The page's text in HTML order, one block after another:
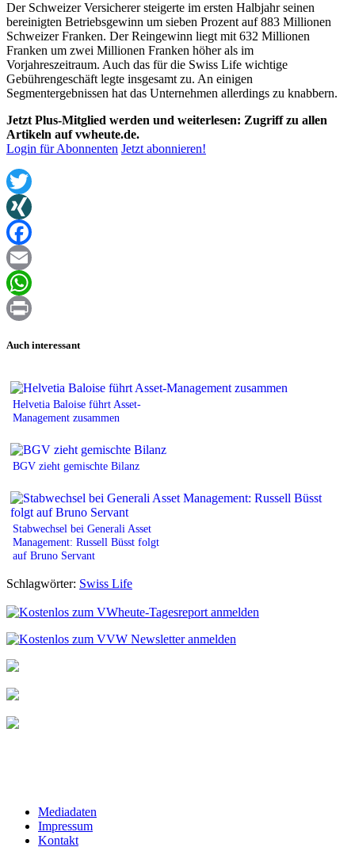
Der Schweizer Versicherer steigerte im ersten Halbjahr seinen
bereinigten Betriebsgewinn um sieben Prozent auf 883 Millionen
Schweizer Franken. Der Reingewinn liegt mit 632 Millionen
Franken um zwei Millionen Franken höher als im
Vorjahreszeitraum. Auch das für die Swiss Life wichtige
Gebührengeschäft legte insgesamt zu. An einigen
Segmentergebnissen hat das Unternehmen allerdings zu knabbern.
Jetzt Plus-Mitglied werden und weiterlesen: Zugriff zu allen
Artikeln auf vwheute.de.
Login für Abonnenten Jetzt abonnieren!
Twitter
XING
Facebook
Email
WhatsApp
Auch interessant
Helvetia Baloise führt Asset-
Management zusammen
BGV zieht gemischte Bilanz
Stabwechsel bei Generali Asset
Management: Russell Büsst folgt
auf Bruno Servant
Schlagwörter: Swiss Life
Mediadaten
Impressum
Kontakt